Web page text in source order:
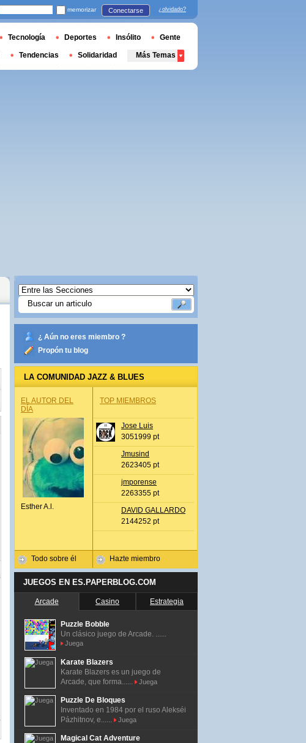
¿ Aún no eres miembro ?
Propón tu blog
LA COMUNIDAD JAZZ & BLUES
EL AUTOR DEL
DÍA
Esther A.l.
Todo sobre él
TOP MIEMBROS
Jose Luis
3051999 pt
Jmusind
2623405 pt
jmporense
2263355 pt
DAVID GALLARDO
2144252 pt
Hazte miembro
JUEGOS EN ES.PAPERBLOG.COM
Arcade Casino Estrategia
Puzzle Bobble
Un clásico juego de Arcade. ......
Juega
Karate Blazers
Karate Blazers es un juego de
Arcade, que forma......
Juega
Puzzle De Bloques
Inventado en 1984 por el ruso Alekséi
Pázhitnov, e......
Juega
Magical Cat Adventure
memorizar Conectarse ¿olvidado?
Tecnología Deportes Insólito Gente
Tendencias Solidaridad Más Temas